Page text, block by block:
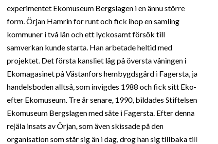
experimentet Ekomuseum Bergslagen i en ännu större
form. Örjan Hamrin for runt och fick ihop en samling
kommuner i två län och ett lyckosamt försök till
samverkan kunde starta. Han arbetade heltid med
projektet. Det första kansliet låg på översta våningen i
Ekomagasinet på Västanfors hembygdsgård i Fagersta, ja
handelsboden alltså, som invigdes 1988 och fick sitt Eko-
efter Ekomuseum. Tre år senare, 1990, bildades Stiftelsen
Ekomuseum Bergslagen med säte i Fagersta. Efter denna
rejäla insats av Örjan, som även skissade på den
organisation som står sig än i dag, drog han sig tillbaka till